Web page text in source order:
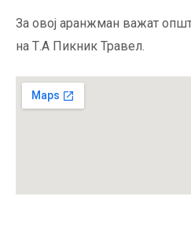
За овој аранжман важат
на Т.А Пикник Травел.